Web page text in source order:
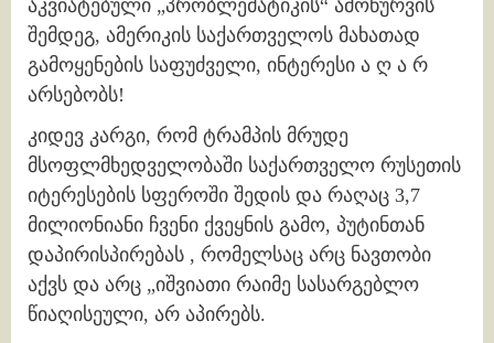
აკვიატებული „პრობლემატიკის“ ამოწურვის
შემდეგ, ამერიკის საქართველოს მახათად
გამოყენების საფუძველი, ინტერესი ა ღ ა რ
არსებობს!
კიდევ კარგი, რომ ტრამპის მრუდე
მსოფლმხედველობაში საქართველო რუსეთის
იტერესების სფეროში შედის და რაღაც 3,7
მილიონიანი ჩვენი ქვეყნის გამო, პუტინთან
დაპირისპირებას , რომელსაც არც ნავთობი
აქვს და არც „იშვიათი რაიმე სასარგებლო
წიაღისეული, არ აპირებს.